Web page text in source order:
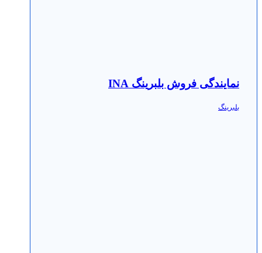
نمایندگی فروش بلبرینگ INA
بلبرینگ